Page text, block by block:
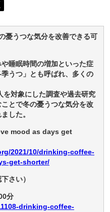
憂うつな気分を改善できる可
睡眠時間の増加といった症
うつ」とも呼ばれ、多くの
を対象にした調査や過去研究
とで冬の憂うつな気分を改
した。
mood as days get
2021/10/drinking-coffee-
get-shorter/
さい）
分
drinking-coffee-